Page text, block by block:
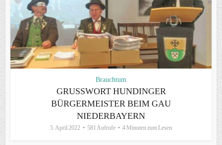
Brauchtum
GRUSSWORT HUNDINGER B
ÜRGERMEISTER BEIM GAU N
IEDERBAYERN
5. April 2022 581 Aufrufe 4 Minuten zum Lesen